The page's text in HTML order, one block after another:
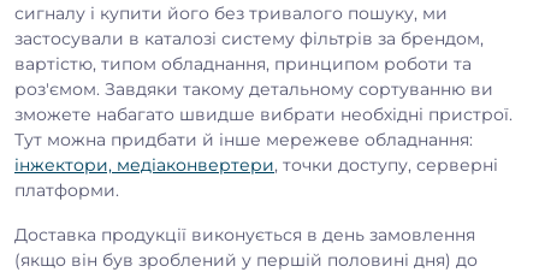
сигналу і купити його без тривалого пошуку, ми
застосували в каталозі систему фільтрів за брендом,
вартістю, типом обладнання, принципом роботи та
роз'ємом. Завдяки такому детальному сортуванню ви
зможете набагато швидше вибрати необхідні пристрої.
Тут можна придбати й інше мережеве обладнання:
інжектори, медіаконвертери, точки доступу, серверні
платформи.
Доставка продукції виконується в день замовлення
(якщо він був зроблений у першій половині дня) до